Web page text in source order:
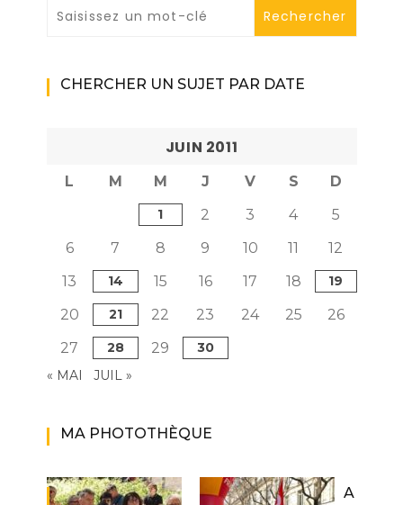
CHERCHER UN SUJET PAR DATE
JUIN 2011
L M M J V S D
1 2 3 4
5
6
7 8 9 10 11
12
13
14 15 16 17 18 19
20 21 22 23 24 25
26
27
28 29
30
« MAI
JUIL »
MA PHOTOTHÈQUE
A